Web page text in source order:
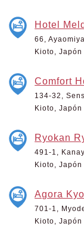
Hotel
66,
Kioto, Japón
Comfort
134-32,
Kioto, Japón
Ryokan
491-1,
Kioto, Japón
Agora
701-1,
Kioto, Japón